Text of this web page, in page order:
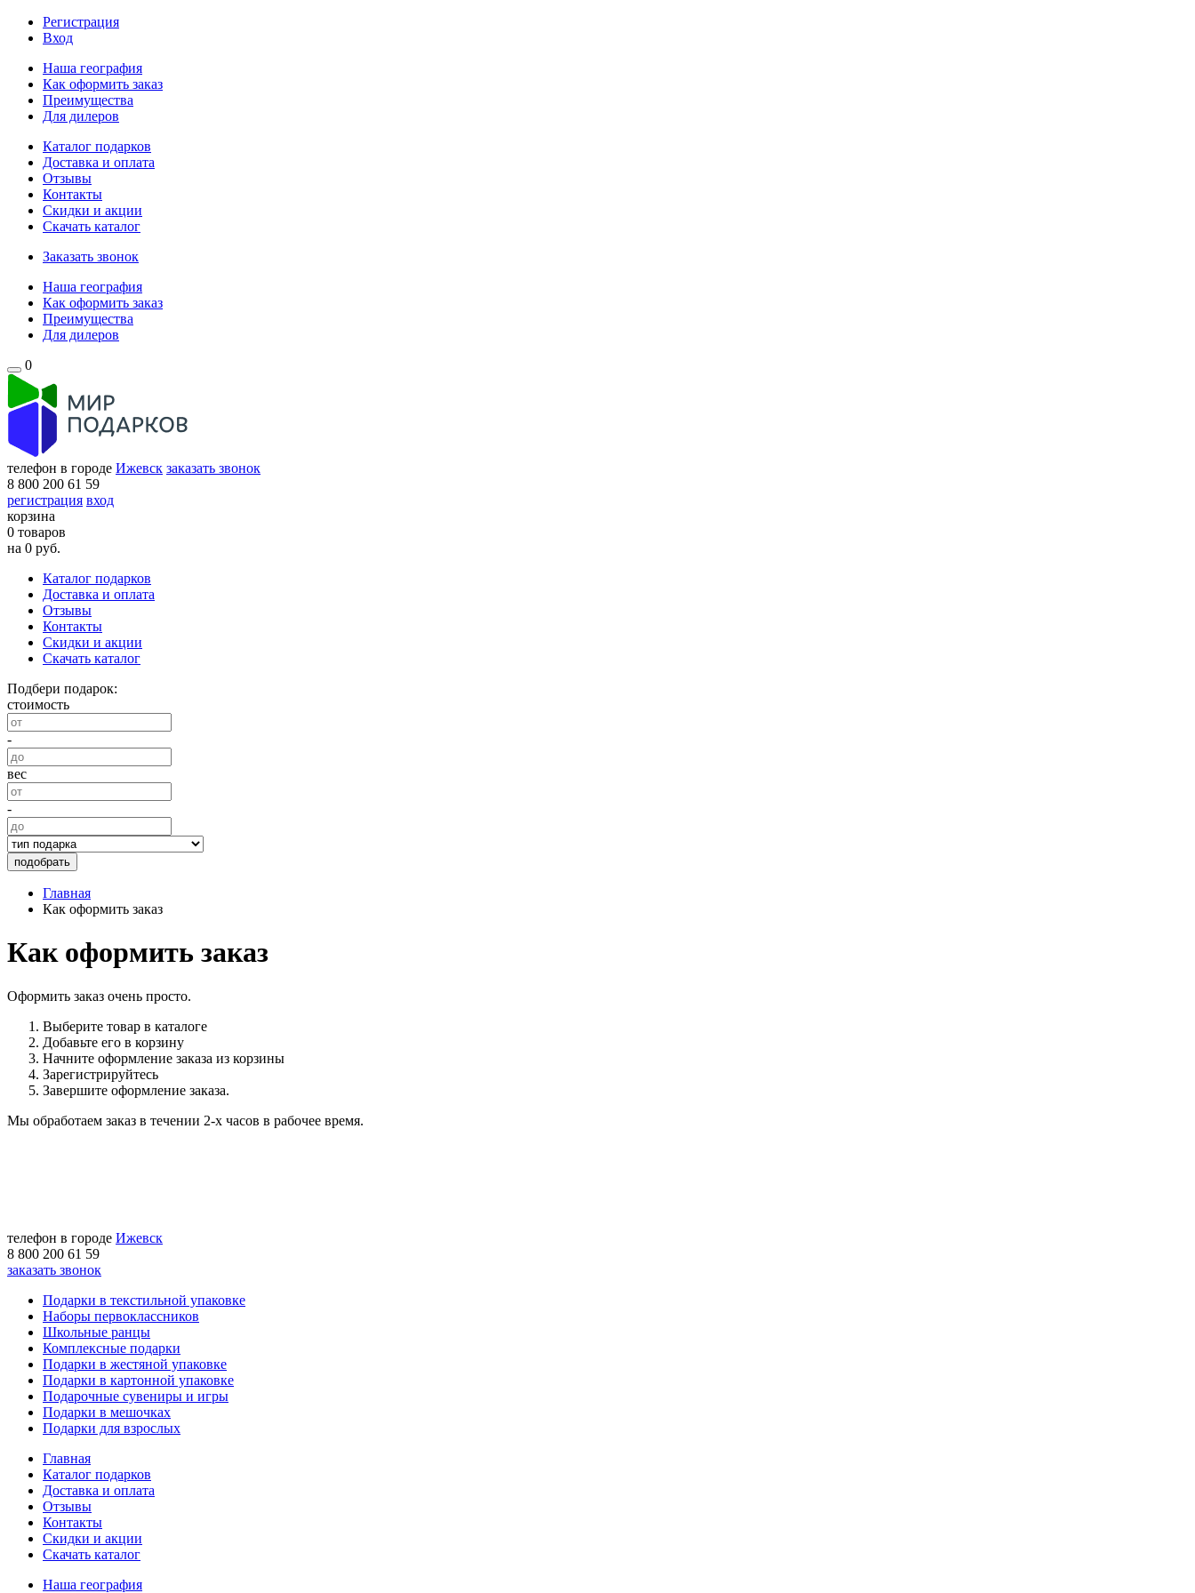
Регистрация
Вход
Наша география
Как оформить заказ
Преимущества
Для дилеров
Каталог подарков
Доставка и оплата
Отзывы
Контакты
Скидки и акции
Скачать каталог
Заказать звонок
Наша география
Как оформить заказ
Преимущества
Для дилеров
0
телефон в городе Ижевск заказать звонок
8 800 200 61 59
регистрация вход
корзина
0 товаров
на 0 руб.
Каталог подарков
Доставка и оплата
Отзывы
Контакты
Скидки и акции
Скачать каталог
Подбери подарок:
стоимость
-
вес
-
подобрать
Главная
Как оформить заказ
Как оформить заказ
Оформить заказ очень просто.
Выберите товар в каталоге
Добавьте его в корзину
Начните оформление заказа из корзины
Зарегистрируйтесь
Завершите оформление заказа.
Мы обработаем заказ в течении 2-х часов в рабочее время.
телефон в городе Ижевск
8 800 200 61 59
заказать звонок
Подарки в текстильной упаковке
Наборы первоклассников
Школьные ранцы
Комплексные подарки
Подарки в жестяной упаковке
Подарки в картонной упаковке
Подарочные сувениры и игры
Подарки в мешочках
Подарки для взрослых
Главная
Каталог подарков
Доставка и оплата
Отзывы
Контакты
Скидки и акции
Скачать каталог
Наша география